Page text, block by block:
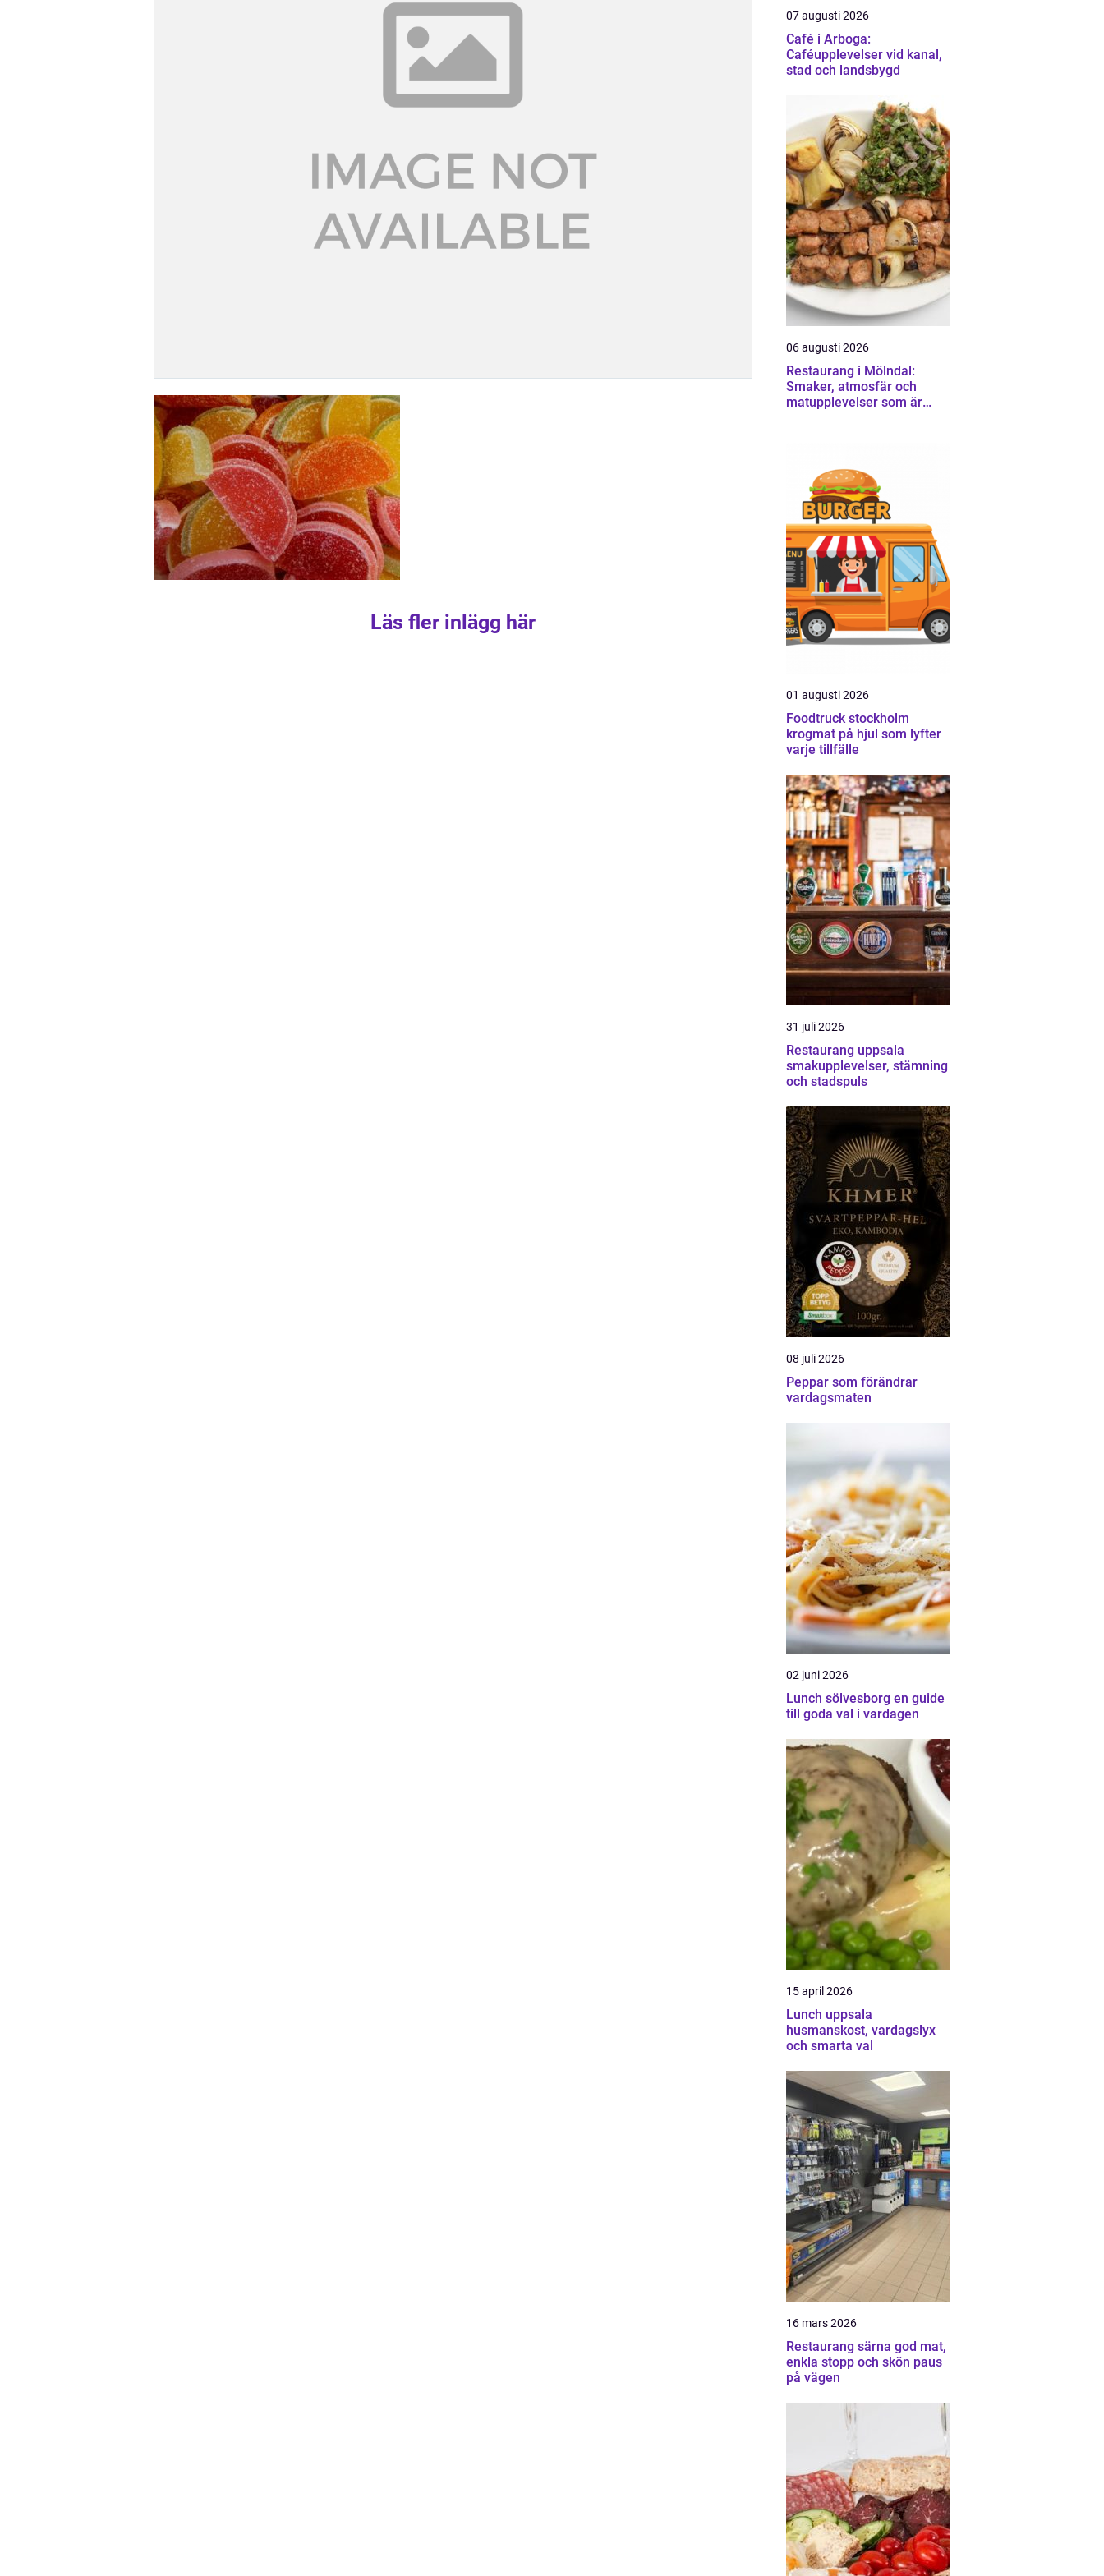
Läs fler inlägg här
07 augusti 2026
Café i Arboga:
Caféupplevelser vid kanal,
stad och landsbygd
06 augusti 2026
Restaurang i Mölndal:
Smaker, atmosfär och
matupplevelser som är
01 augusti 2026
Foodtruck stockholm
krogmat på hjul som lyfter
varje tillfälle
31 juli 2026
Restaurang uppsala
smakupplevelser, stämning
och stadspuls
08 juli 2026
Peppar som förändrar
vardagsmaten
02 juni 2026
Lunch sölvesborg en guide
till goda val i vardagen
15 april 2026
Lunch uppsala
husmanskost, vardagslyx
och smarta val
16 mars 2026
Restaurang särna god mat,
enkla stopp och skön paus
på vägen